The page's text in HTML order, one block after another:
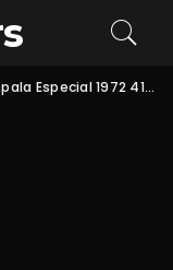
1972 4100 preto formal